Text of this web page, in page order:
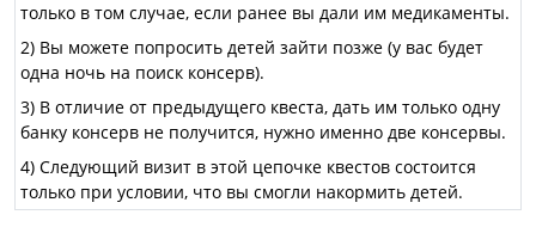
только в том случае, если ранее вы дали им медикаменты.
2) Вы можете попросить детей зайти позже (у вас будет
одна ночь на поиск консерв).
3) В отличие от предыдущего квеста, дать им только одну
банку консерв не получится, нужно именно две консервы.
4) Следующий визит в этой цепочке квестов состоится
только при условии, что вы смогли накормить детей.